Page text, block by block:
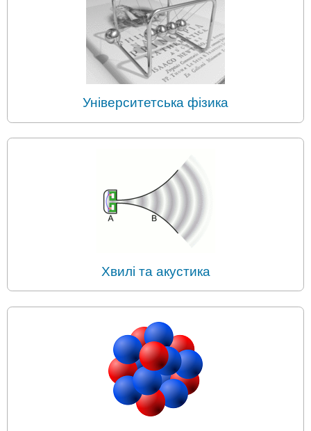
Університетська фізика
Хвилі та акустика